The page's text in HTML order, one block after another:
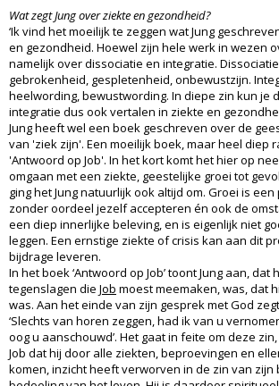
Wat zegt Jung over ziekte en gezondheid?
‘Ik vind het moeilijk te zeggen wat Jung
en gezondheid. Hoewel zijn hele werk in wezen
namelijk over dissociatie en integratie.
gebrokenheid, gespletenheid, onbewustzijn.
heelwording, bewustwording. In diepe zin kun je
integratie dus ook vertalen in ziekte en
Jung heeft wel een boek geschreven over de
van 'ziek zijn'. Een moeilijk boek, maar heel diep
'Antwoord op Job'. In het kort komt het hier op
omgaan met een ziekte, geestelijke groei tot
ging het Jung natuurlijk ook altijd om. Groei is een
zonder oordeel jezelf accepteren én ook de
een diep innerlijke beleving, en is eigenlijk niet
leggen. Een ernstige ziekte of crisis kan aan dit
bijdrage leveren.
In het boek ‘Antwoord op Job’ toont Jung aan, dat
tegenslagen die Job moest meemaken, was, dat
was. Aan het einde van zijn gesprek met God
‘Slechts van horen zeggen, had ik van u
oog u aanschouwd’. Het gaat in feite om deze
Job dat hij door alle ziekten, beproevingen en
komen, inzicht heeft verworven in de zin van zijn